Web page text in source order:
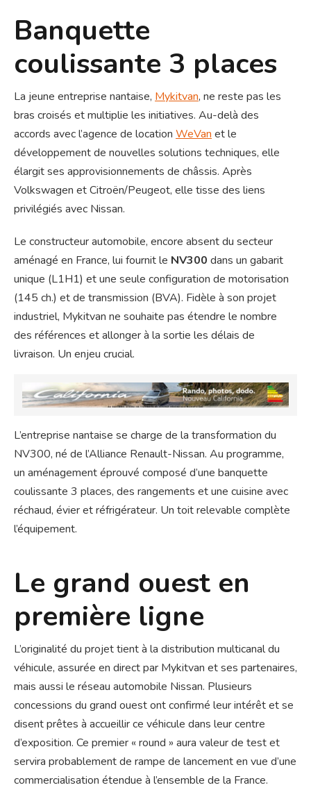
Banquette
coulissante 3 places
La jeune entreprise nantaise, Mykitvan, ne reste pas les
bras croisés et multiplie les initiatives. Au-delà des
accords avec l’agence de location WeVan et le
développement de nouvelles solutions techniques, elle
élargit ses approvisionnements de châssis. Après
Volkswagen et Citroën/Peugeot, elle tisse des liens
privilégiés avec Nissan.
Le constructeur automobile, encore absent du secteur
aménagé en France, lui fournit le NV300 dans un gabarit
unique (L1H1) et une seule configuration de motorisation
(145 ch.) et de transmission (BVA). Fidèle à son projet
industriel, Mykitvan ne souhaite pas étendre le nombre
des références et allonger à la sortie les délais de
livraison. Un enjeu crucial.
L’entreprise nantaise se charge de la transformation du
NV300, né de l’Alliance Renault-Nissan. Au programme,
un aménagement éprouvé composé d’une banquette
coulissante 3 places, des rangements et une cuisine avec
réchaud, évier et réfrigérateur. Un toit relevable complète
l’équipement.
Le grand ouest en
première ligne
L’originalité du projet tient à la distribution multicanal du
véhicule, assurée en direct par Mykitvan et ses partenaires,
mais aussi le réseau automobile Nissan. Plusieurs
concessions du grand ouest ont confirmé leur intérêt et se
disent prêtes à accueillir ce véhicule dans leur centre
d’exposition. Ce premier « round » aura valeur de test et
servira probablement de rampe de lancement en vue d’une
commercialisation étendue à l’ensemble de la France.